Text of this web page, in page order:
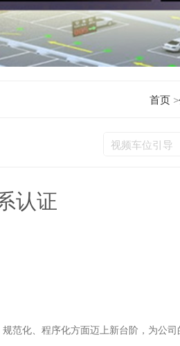
首页 >
认证
范化、程序化方面迈上新台阶，为公司